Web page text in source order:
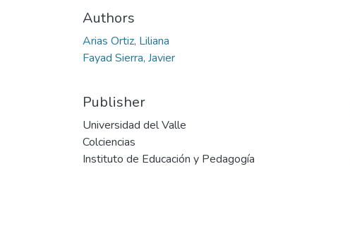
Authors
Arias Ortiz, Liliana
Fayad Sierra, Javier
Publisher
Universidad del Valle
Colciencias
Instituto de Educación y Pedagogía